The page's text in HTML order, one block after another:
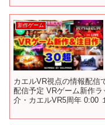
新作ゲーム
カエルVR視点の情報配
配信予定 VRゲーム新作
介・カエルVR5周年 0:00